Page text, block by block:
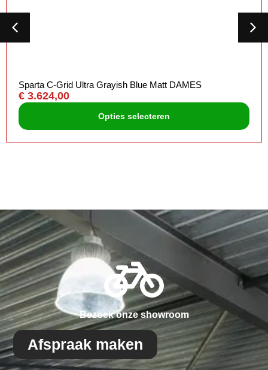
Sparta C-Grid Ultra Grayish Blue Matt DAMES
€ 3.624,00
Opties selecteren
Bezoek onze showroom
Afspraak maken